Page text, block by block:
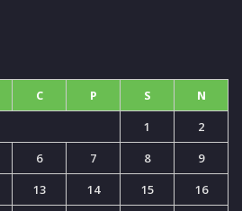
C P S N
1
2
6 7 8
9
13 14 15
16